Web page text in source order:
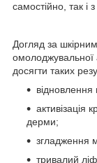
самостійно, так і
Догляд за
омолоджувальної
досягти таких
відновлення
активізація
дерми;
згладження
тривалий